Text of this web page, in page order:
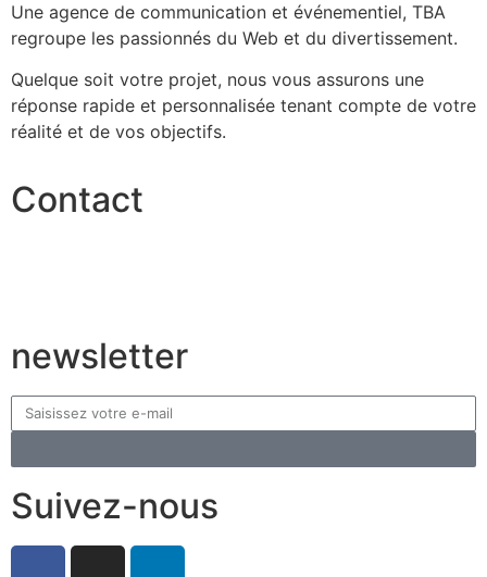
Une agence de communication et événementiel, TBA
regroupe les passionnés du Web et du divertissement.
Quelque soit votre projet, nous vous assurons une
réponse rapide et personnalisée tenant compte de votre
réalité et de vos objectifs.
Contact
newsletter
Suivez-nous